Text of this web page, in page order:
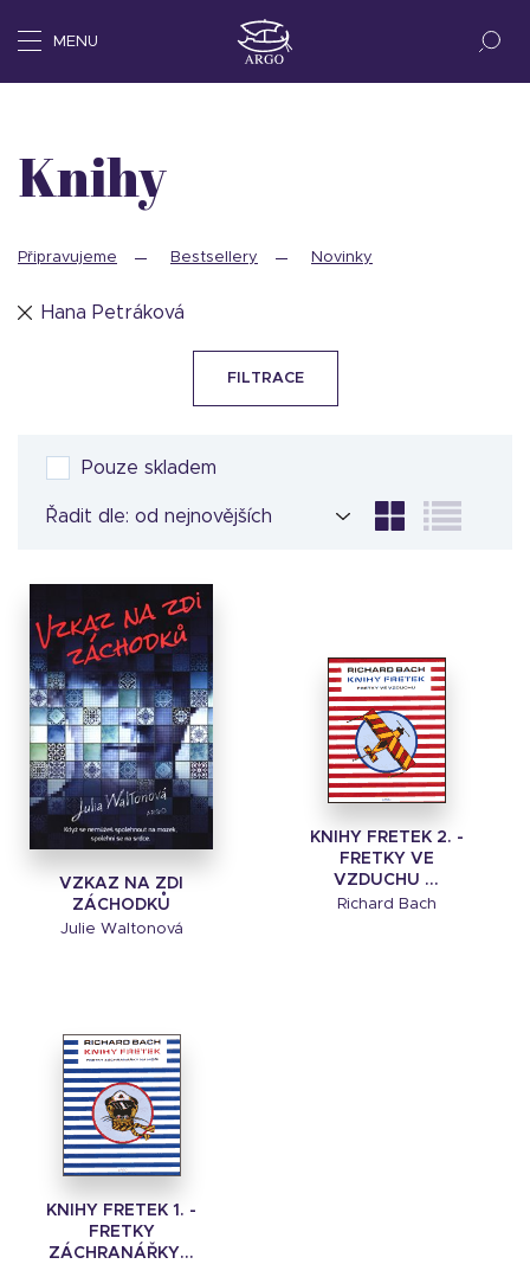
MENU
Knihy
Připravujeme Bestsellery Novinky
Hana Petráková
FILTRACE
Pouze skladem
Řadit dle:
VZKAZ NA ZDI
ZÁCHODKŮ
Julie Waltonová
KNIHY FRETEK 2. -
FRETKY VE
VZDUCHU ...
Richard Bach
KNIHY FRETEK 1. -
FRETKY
ZÁCHRANÁŘKY...